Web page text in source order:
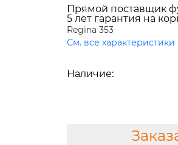
Прямой поставщик
5 лет гарантия на
Regina 353
См. все характеристики
Наличие: